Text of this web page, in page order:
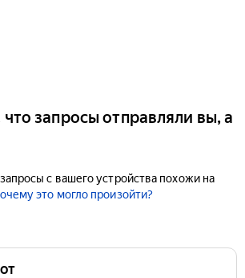
запросы отправляли вы, а
с вашего устройства похожи на
это могло произойти?